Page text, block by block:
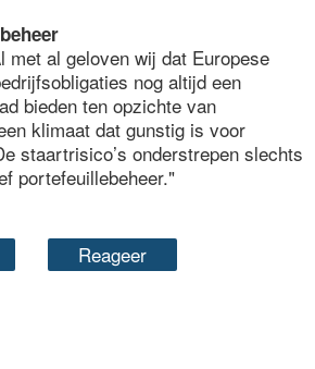
met al geloven wij dat Europese
nog altijd een
bieden ten opzichte van
klimaat dat gunstig is voor
staartrisico’s onderstrepen slechts
portefeuillebeheer."
Reageer